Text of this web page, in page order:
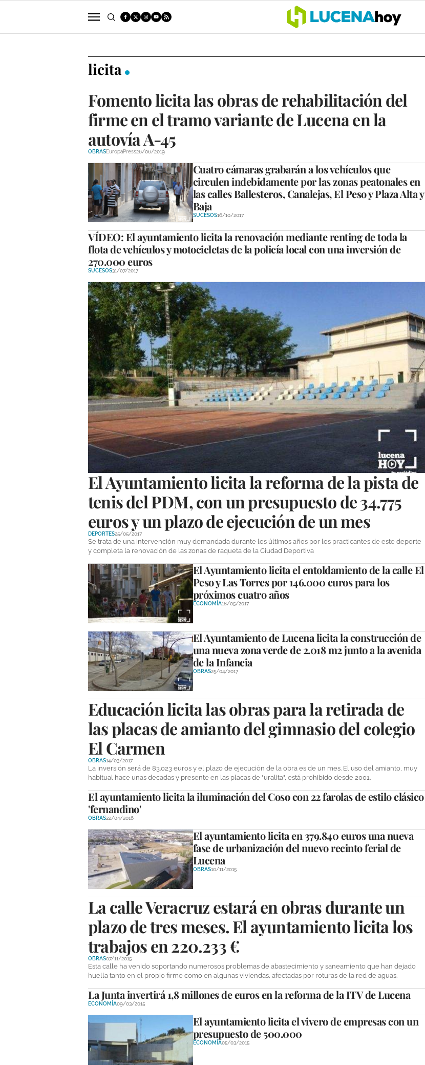
licita
Fomento licita las obras de rehabilitación del
firme en el tramo variante de Lucena en la
autovía A-45
OBRASEuropaPress26/06/2019
Cuatro cámaras grabarán a los vehículos que
circulen indebidamente por las zonas peatonales en
las calles Ballesteros, Canalejas, El Peso y Plaza Alta y
Baja
SUCESOS16/10/2017
VÍDEO: El ayuntamiento licita la renovación mediante renting de toda la
flota de vehículos y motocicletas de la policía local con una inversión de
270.000 euros
SUCESOS31/07/2017
El Ayuntamiento licita la reforma de la pista de
tenis del PDM, con un presupuesto de 34.775
euros y un plazo de ejecución de un mes
DEPORTES25/05/2017
Se trata de una intervención muy demandada durante los últimos años por los practicantes de este deporte
y completa la renovación de las zonas de raqueta de la Ciudad Deportiva
El Ayuntamiento licita el entoldamiento de la calle El
Peso y Las Torres por 146.000 euros para los
próximos cuatro años
ECONOMÍA18/05/2017
El Ayuntamiento de Lucena licita la construcción de
una nueva zona verde de 2.018 m2 junto a la avenida
de la Infancia
OBRAS25/04/2017
Educación licita las obras para la retirada de
las placas de amianto del gimnasio del colegio
El Carmen
OBRAS14/03/2017
La inversión será de 83.023 euros y el plazo de ejecución de la obra es de un mes. El uso del amianto, muy
habitual hace unas decadas y presente en las placas de "uralita", está prohibido desde 2001.
El ayuntamiento licita la iluminación del Coso con 22 farolas de estilo clásico
'fernandino'
OBRAS22/04/2016
El ayuntamiento licita en 379.840 euros una nueva
fase de urbanización del nuevo recinto ferial de
Lucena
OBRAS10/11/2015
La calle Veracruz estará en obras durante un
plazo de tres meses. El ayuntamiento licita los
trabajos en 220.233 €
OBRAS07/11/2015
Esta calle ha venido soportando numerosos problemas de abastecimiento y saneamiento que han dejado
huella tanto en el propio firme como en algunas viviendas, afectadas por roturas de la red de aguas.
La Junta invertirá 1,8 millones de euros en la reforma de la ITV de Lucena
ECONOMÍA09/03/2015
El ayuntamiento licita el vivero de empresas con un
presupuesto de 500.000 
ECONOMÍA05/03/2015